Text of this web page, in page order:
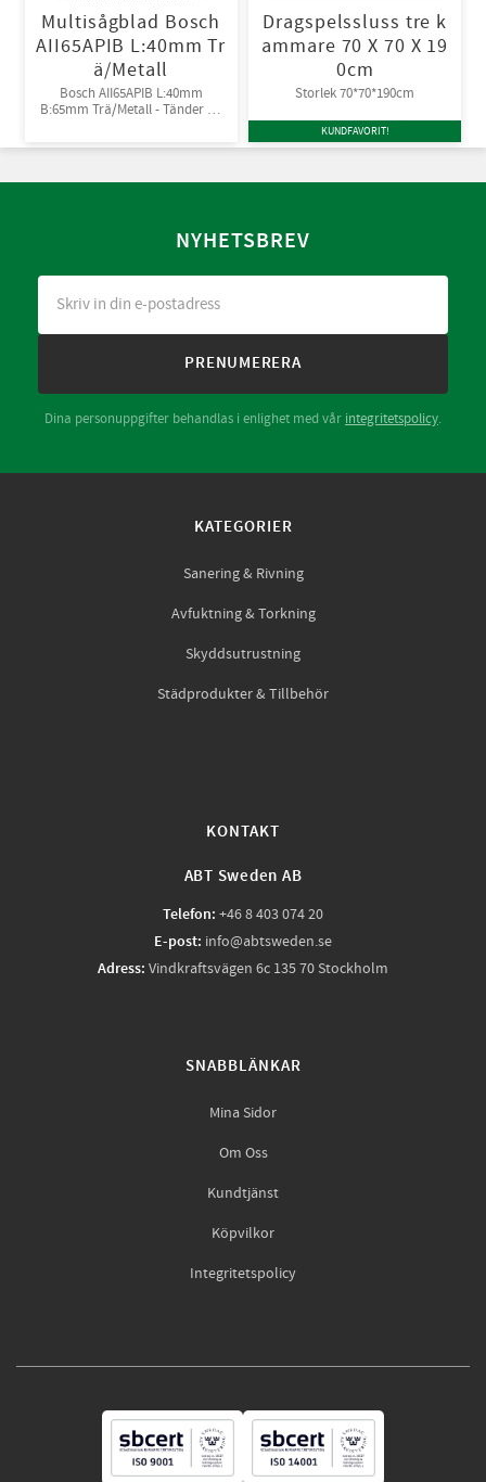
Multisågblad Bosch
AII65APIB L:40mm Tr
ä/Metall
Bosch AII65APIB L:40mm
B:65mm Trä/Metall - Tänder av
Dragspelssluss tre k
ammare 70 X 70 X 19
0cm
Storlek 70*70*190cm
KUNDFAVORIT!
NYHETSBREV
PRENUMERERA
Dina personuppgifter behandlas i enlighet med vår integritetspolicy.
KATEGORIER
Sanering & Rivning
Avfuktning & Torkning
Skyddsutrustning
Städprodukter & Tillbehör
KONTAKT
ABT Sweden AB
Telefon: +46 8 403 074 20
E-post: info@abtsweden.se
Adress: Vindkraftsvägen 6c 135 70 Stockholm
SNABBLÄNKAR
Mina Sidor
Om Oss
Kundtjänst
Köpvilkor
Integritetspolicy